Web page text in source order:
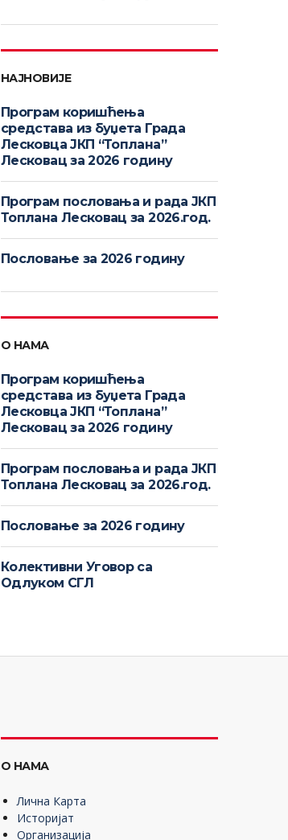
НАЈНОВИЈЕ
Програм коришћења
средстава из буџета Града
Лесковца ЈКП “Топлана”
Лесковац за 2026 годину
Програм пословања и рада ЈКП
Топлана Лесковац за 2026.год.
Пословање за 2026 годину
О НАМА
Програм коришћења
средстава из буџета Града
Лесковца ЈКП “Топлана”
Лесковац за 2026 годину
Програм пословања и рада ЈКП
Топлана Лесковац за 2026.год.
Пословање за 2026 годину
Колективни Уговор са
Одлуком СГЛ
О НАМА
Лична Карта
Историјат
Организација